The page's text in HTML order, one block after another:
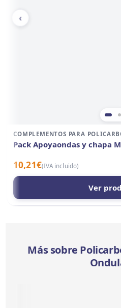
‹
COMPLEMENTOS PARA
Pack Apoyaondas y chapa
10,21€(IVA incluido)
Ver
Más sobre